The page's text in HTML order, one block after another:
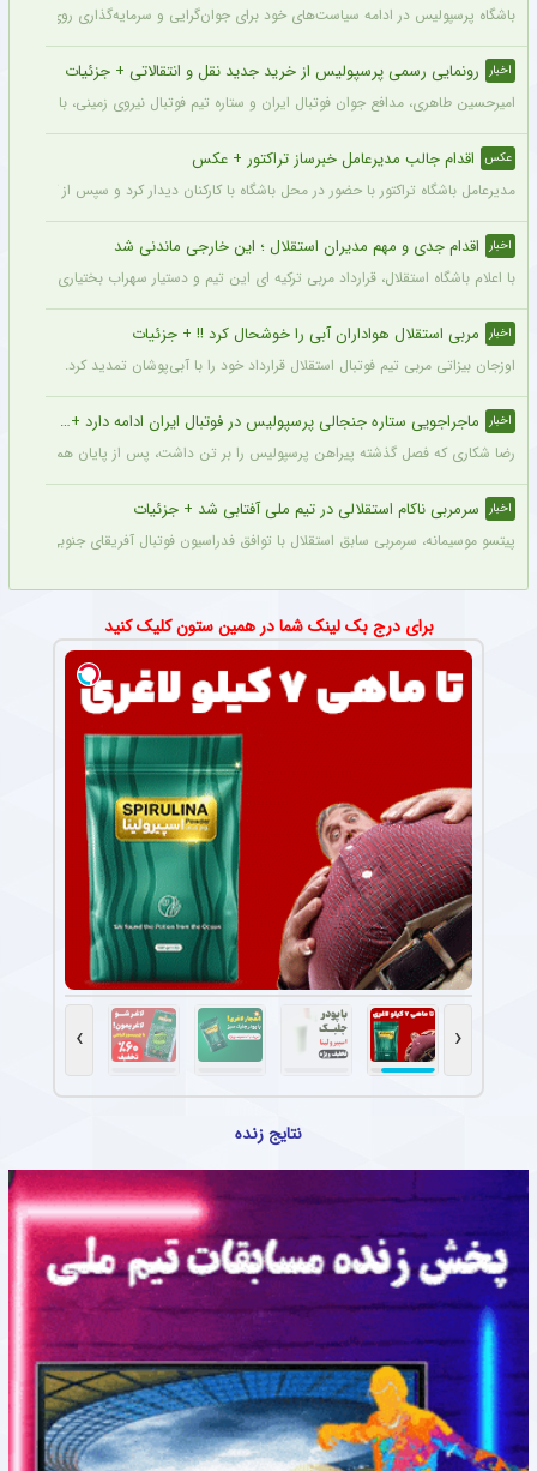
باشگاه پرسپولیس در ادامه سیاست‌های خود برای جوان‌گرایی و سرمایه‌گذاری روی استعدادهای آینده فوتبال
اخبار رونمایی رسمی پرسپولیس از خرید جدید نقل و انتقالاتی + جزئیات
امیرحسین طاهری، مدافع جوان فوتبال ایران و ستاره تیم فوتبال نیروی زمینی، با
عکس اقدام جالب مدیرعامل خبرساز تراکتور + عکس
مدیرعامل باشگاه تراکتور با حضور در محل باشگاه با کارکنان دیدار کرد و سپس از کمپ
اخبار اقدام جدی و مهم مدیران استقلال ؛ این خارجی ماندنی شد
با اعلام باشگاه استقلال، قرارداد مربی ترکیه ای این تیم و دستیار سهراب بختیاری زاده
اخبار مربی استقلال هواداران آبی را خوشحال کرد !! + جزئیات
اوزجان بیزاتی مربی تیم فوتبال استقلال قرارداد خود را با آبی‌پوشان تمدید کرد.
اخبار ماجراجویی ستاره جنجالی پرسپولیس در فوتبال ایران ادامه دارد + جزئیات
رضا شکاری که فصل گذشته پیراهن پرسپولیس را بر تن داشت، پس از پایان همکاری با
اخبار سرمربی ناکام استقلالی در تیم ملی آفتابی شد + جزئیات
پیتسو موسیمانه، سرمربی سابق استقلال با توافق فدراسیون فوتبال آفریقای جنوبی
برای درج بک لینک شما در همین ستون کلیک کنید
‹
›
نتایج زنده